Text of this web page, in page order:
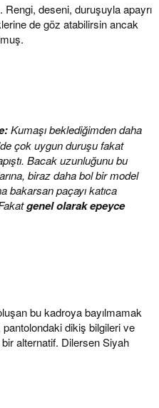
Rengi, deseni, duruşuyla apayrı
de göz atabilirsin ancak
Kumaşı beklediğimden daha
çok uygun duruşu fakat
Bacak uzunluğunu bu
biraz daha bol bir model
bakarsan paçayı katıca
genel olarak epeyce
bu kadroya bayılmamak
dikiş bilgileri ve
bir alternatif. Dilersen Siyah